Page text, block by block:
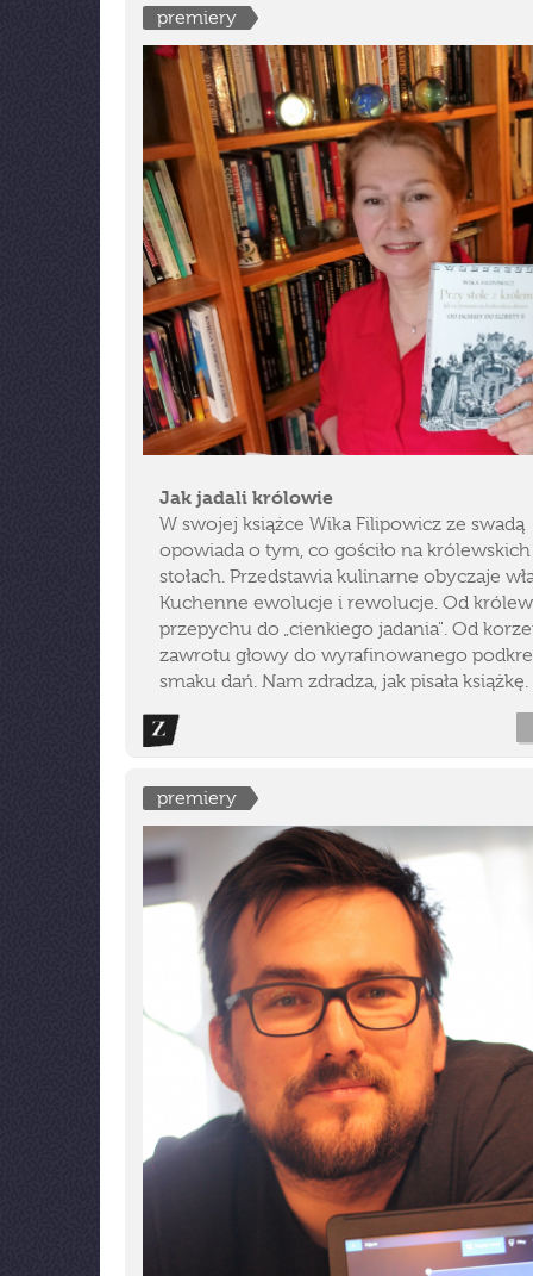
premiery
Jak jadali królowie
W swojej książce Wika Filipowicz ze swadą
opowiada o tym, co gościło na królewskich
stołach. Przedstawia kulinarne obyczaje
Kuchenne ewolucje i rewolucje. Od
przepychu do „cienkiego jadania". Od
zawrotu głowy do wyrafinowanego
smaku dań. Nam zdradza, jak pisała książkę.
premiery